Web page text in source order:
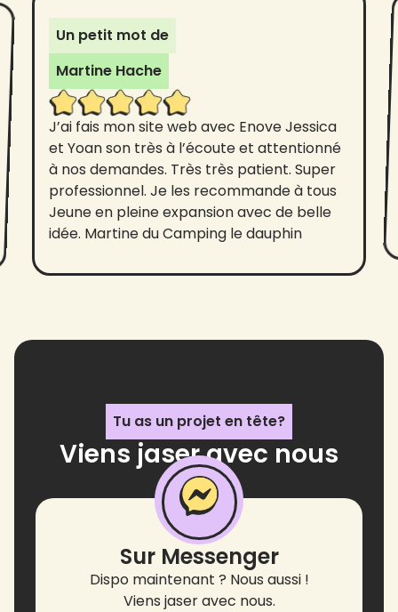
Un petit mot de
Martine Hache
J’ai fais mon site web avec Enove Jessica
et Yoan son très à l’écoute et attentionné
à nos demandes. Très très patient. Super
professionnel. Je les recommande à tous
Jeune en pleine expansion avec de belle
idée. Martine du Camping le dauphin
Tu as un projet en tête?
Viens jaser avec nous
!
Sur Messenger
Dispo maintenant ? Nous aussi !
Viens jaser avec nous.